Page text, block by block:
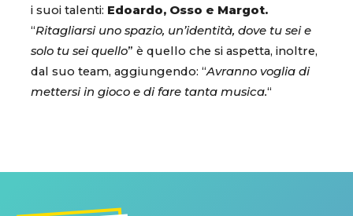
i suoi talenti: Edoardo, Osso e Margot.
“Ritagliarsi uno spazio, un’identità, dove tu sei e
solo tu sei quello” è quello che si aspetta, inoltre,
dal suo team, aggiungendo: “Avranno voglia di
mettersi in gioco e di fare tanta musica.“